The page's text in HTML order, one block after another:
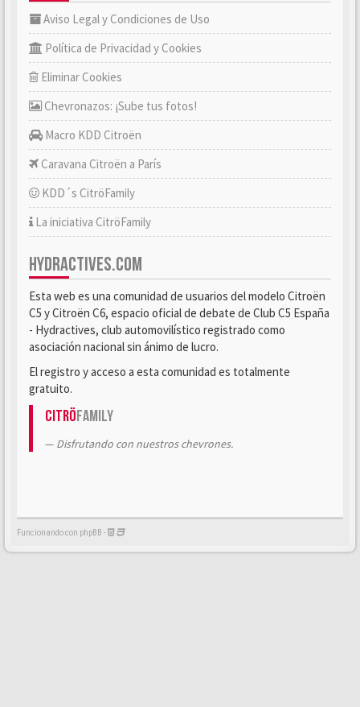
Aviso Legal y Condiciones de Uso
Política de Privacidad y Cookies
Eliminar Cookies
Chevronazos: ¡Sube tus fotos!
Macro KDD Citroën
Caravana Citroën a París
KDD´s CitröFamily
La iniciativa CitröFamily
HYDRACTIVES.COM
Esta web es una comunidad de usuarios del modelo Citroën
C5 y Citroën C6, espacio oficial de debate de Club C5 España
- Hydractives, club automovilístico registrado como
asociación nacional sin ánimo de lucro.
El registro y acceso a esta comunidad es totalmente
gratuito.
CitröFamily
Disfrutando con nuestros chevrones.
Funcionando con phpBB -